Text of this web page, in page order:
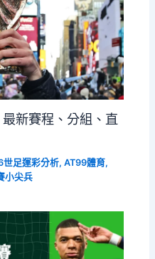
新賽程、分組、直
足運彩分析,AT99體育,
小尖兵